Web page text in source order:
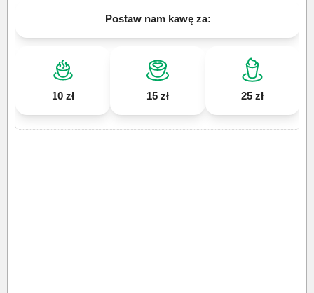
Postaw nam kawę za:
10 zł 15 zł 25 zł